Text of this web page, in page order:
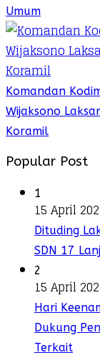
Umum
Komandan
Wijaksono
Koramil
Popular Post
1
15 April
Dituding
SDN 17
2
15 April
Hari
Dukung
Terkait